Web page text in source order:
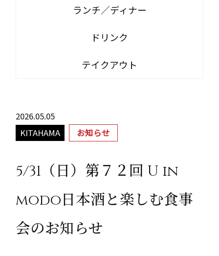
ランチ／ディナー
ドリンク
テイクアウト
2026.05.05
KITAHAMA
お知らせ
5/31（日）第７２回 U in
modo日本酒と楽しむ食事
会のお知らせ